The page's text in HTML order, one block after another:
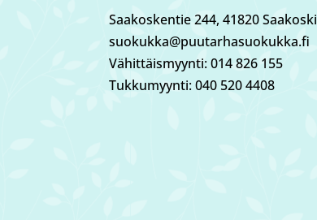
Saakoskentie 244, 41820 Saakoski
suokukka@puutarhasuokukka.fi
Vähittäismyynti: 014 826 155
Tukkumyynti: 040 520 4408